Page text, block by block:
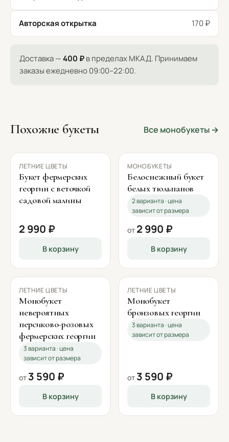
Авторская открытка 170 ₽
Доставка —400 ₽в пределах МКАД. Принимаем
заказы ежедневно 09:00–22:00.
Похожие букеты Все монобукеты →
ЛЕТНИЕ ЦВЕТЫ
Букет фермерских
георгин с веточкой
садовой малины
2 990 ₽
В корзину
МОНОБУКЕТЫ
Белоснежный букет
белых тюльпанов
2 варианта · цена
зависит от размера
от 2 990 ₽
В корзину
ЛЕТНИЕ ЦВЕТЫ
Монобукет
невероятных
персиково-розовых
фермерских георгин
3 варианта · цена
зависит от размера
от 3 590 ₽
В корзину
ЛЕТНИЕ ЦВЕТЫ
Монобукет
бронзовых георгин
3 варианта · цена
зависит от размера
от 3 590 ₽
В корзину